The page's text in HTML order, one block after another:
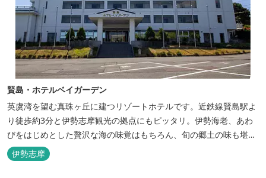
賢島・ホテルベイガーデン
英虞湾を望む真珠ヶ丘に建つリゾートホテルです。近鉄線賢島駅よ
り徒歩約3分と伊勢志摩観光の拠点にもピッタリ。伊勢海老、あわ
びをはじめとした贅沢な海の味覚はもちろん、旬の郷土の味も堪能
できます。
伊勢志摩